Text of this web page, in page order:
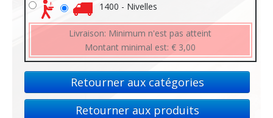
1400 - Nivelles
Livraison: Minimum n'est pas atteint
Montant minimal est:€ 3,00
Retourner aux catégories
Retourner aux produits